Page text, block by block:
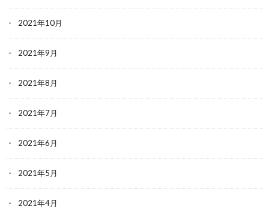
2021年10月
2021年9月
2021年8月
2021年7月
2021年6月
2021年5月
2021年4月